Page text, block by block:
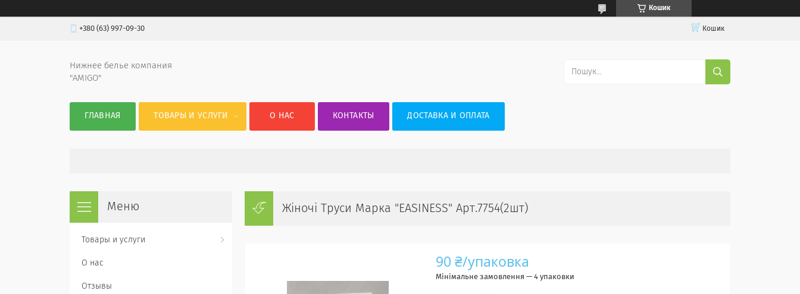
Кошик
+380 (63) 997-09-30 Кошик
Нижнее белье компания
"AMIGO"
ГЛАВНАЯ ТОВАРЫ И УСЛУГИ О НАС КОНТАКТЫ ДОСТАВКА И ОПЛАТА
Жіночі Труси Марка "EASINESS" Арт.7754(2шт)
90 ₴/упаковка
Мінімальне замовлення — 4 упаковки
Товары и услуги
О нас
Отзывы